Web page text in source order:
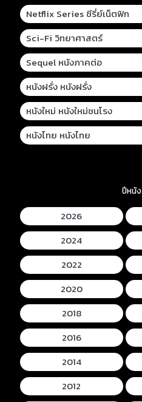
Netflix Series ซีรี่ย์เน็ตฟิก
Sci-Fi วิทยาศาสตร์
Sequel หนังภาคต่อ
หนังฝรั่ง หนังฝรั่ง
หนังใหม่ หนังใหม่ชนโรง
หนังไทย หนังไทย
ปีหนัง
2026
2024
2022
2020
2018
2016
2014
2012